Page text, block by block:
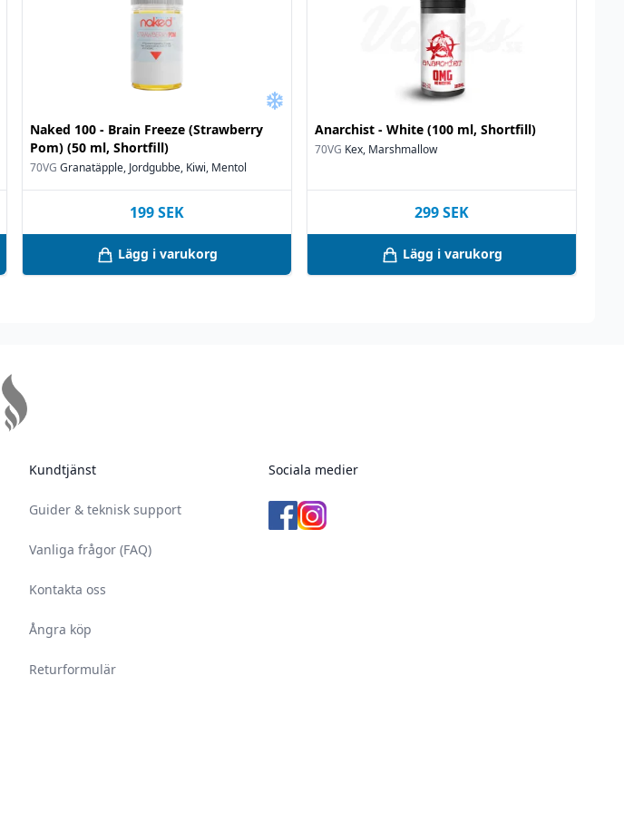
Naked 100 - Brain Freeze (Strawberry
Pom) (50 ml, Shortfill)
70VG Granatäpple, Jordgubbe, Kiwi, Mentol
199SEK
Lägg i varukorg
Anarchist - White (100 ml, Shortfill)
70VG Kex, Marshmallow
299SEK
Lägg i varukorg
Kundtjänst
Guider & teknisk support
Vanliga frågor (FAQ)
Kontakta oss
Ångra köp
Returformulär
Sociala medier